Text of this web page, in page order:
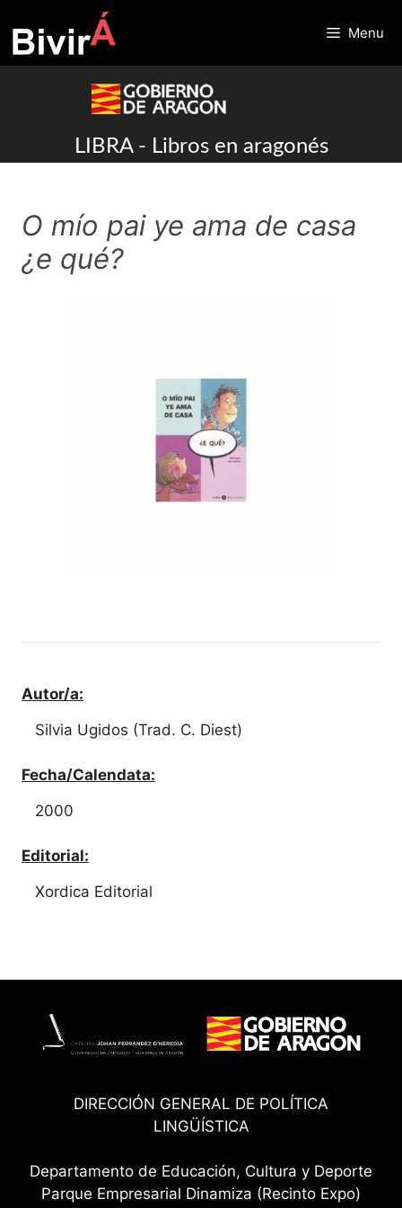
to
content
Menu
LIBRA - Libros en aragonés
O mío pai ye ama de casa
¿e qué?
Autor/a:
Silvia Ugidos (Trad. C. Diest)
Fecha/Calendata:
2000
Editorial:
Xordica Editorial
DIRECCIÓN GENERAL DE POLÍTICA
LINGÜÍSTICA
Departamento de Educación, Cultura y Deporte
Parque Empresarial Dinamiza (Recinto Expo)